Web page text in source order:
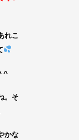
れこ
^
。そ
かな